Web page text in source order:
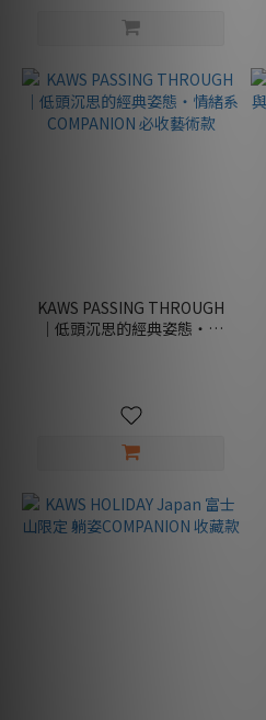
KAWS PASSING THROUGH
｜低頭沉思的經典姿態・情